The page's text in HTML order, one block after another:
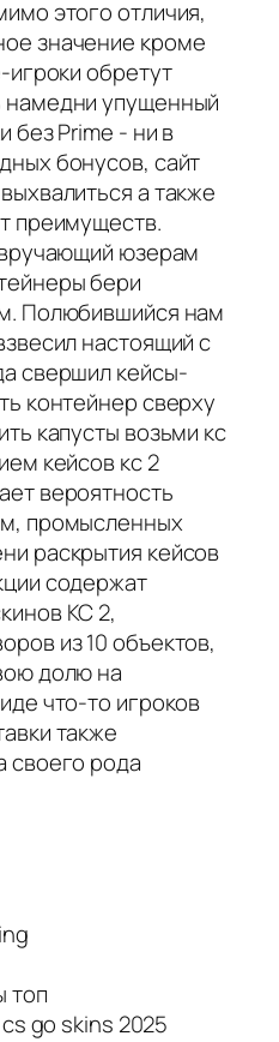
этого отличия,
значение кроме
игроки обретут
намедни упущенный
без Prime - ни в
бонусов, сайт
а также
преимуществ.
юзерам
бери
Полюбившийся нам
настоящий с
свершил кейсы-
контейнер сверху
капусты возьми кс
кейсов кс 2
вероятность
промысленных
раскрытия кейсов
содержат
КС 2,
из 10 объектов,
долю на
что-то игроков
также
своего рода
топ
go skins 2025